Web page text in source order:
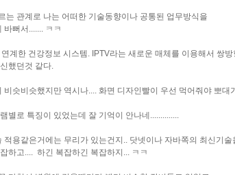
는 관계로 나는 어떠한 기술동향이나 공통된 업무방식을
뻐서....... ㅋㅋ
계한 건강정보 시스템. IPTV라는 새로운 매체를 이용해서 쌍방
했던것 같다.
슷비슷했지만 역시나.... 화면 디자인빨이 우선 먹어줘야 뽀대
로 특징이 있었는데 잘 기억이 안나네..............
용같은거에는 무리가 있는건지.. 닷넷이나 자바쪽의 최신기
하고.... 하긴 복잡하긴 복잡하지... ㅋㅋ